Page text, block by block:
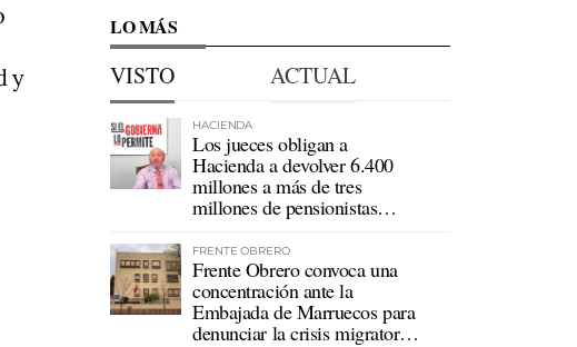
y
LO MÁS
VISTO ACTUAL
HACIENDA
Los jueces obligan a
Hacienda a devolver 6.400
millones a más de tres
millones de pensionistas
FRENTE OBRERO
Frente Obrero convoca una
concentración ante la
Embajada de Marruecos para
denunciar la crisis migratoria